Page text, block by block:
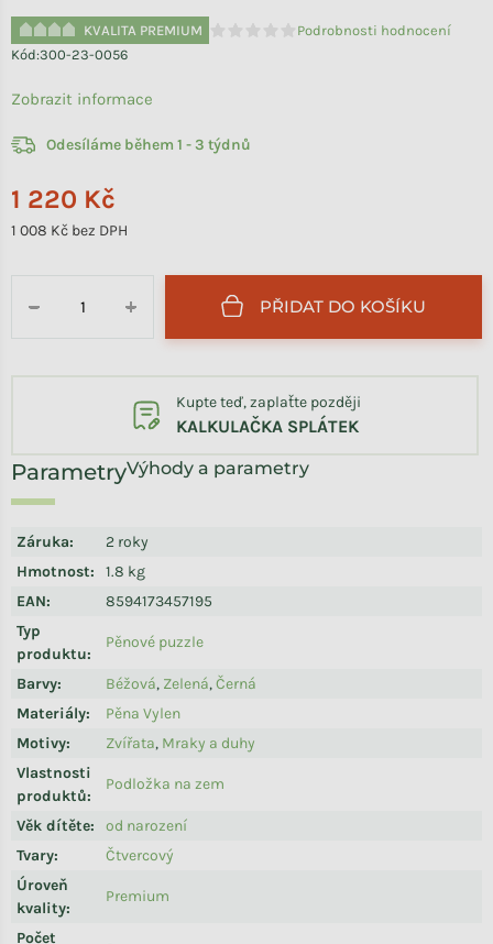
KVALITA PREMIUM
Průměrné hodnocení produktu je
Podrobnosti hodnocení
Kód:300-23-0056
1 220 Kč
1 008 Kč bez DPH
Odesíláme během 1 - 3 týdnů
+
− PŘIDAT DO KOŠÍKU
Výhody a parametry
Záruka:
2 roky
Hmotnost:
1.8 kg
EAN:
8594173457195
Typ
produktu:
Pěnové puzzle
Barvy: Béžová, Zelená,Černá
Materiály:
Pěna Vylen
Motivy: Zvířata, Mraky a duhy
Vlastnosti
produktů:
Podložka na zem
Věk dítěte:
od narození
Tvary:
Čtvercový
Úroveň
kvality:
Premium
Počet
Kupte teď, zaplaťte později
KALKULAČKA SPLÁTEK
Zobrazit informace